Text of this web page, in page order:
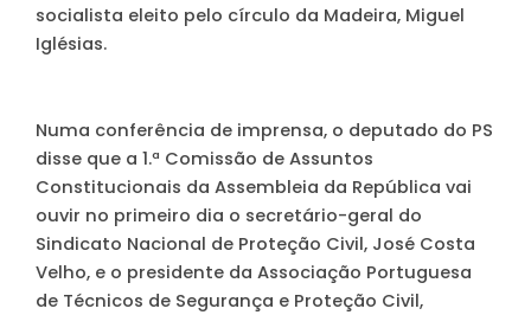
socialista eleito pelo círculo da Madeira, Miguel
Iglésias.
Numa conferência de imprensa, o deputado do PS
disse que a 1.ª Comissão de Assuntos
Constitucionais da Assembleia da República vai
ouvir no primeiro dia o secretário-geral do
Sindicato Nacional de Proteção Civil, José Costa
Velho, e o presidente da Associação Portuguesa
de Técnicos de Segurança e Proteção Civil,